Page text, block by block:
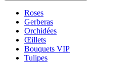
Roses
Gerberas
Orchidées
Œillets
Bouquets VIP
Tulipes